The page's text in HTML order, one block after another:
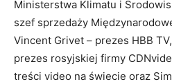
Ministerstwa Klimatu i
szef sprzedaży
Vincent Grivet – prezes HBB
prezes rosyjskiej firmy
treści video na świecie oraz